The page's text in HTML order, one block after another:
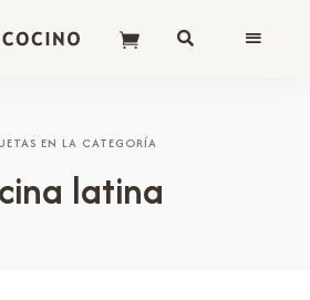
EN LA CATEGORÍA
latina